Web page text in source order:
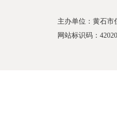
主办单位：黄石市
网站标识码：